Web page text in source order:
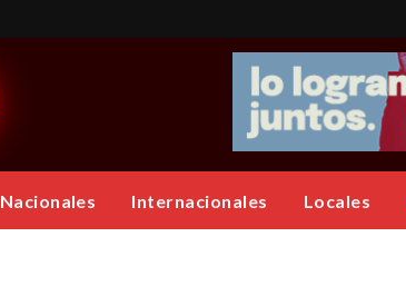
Nacionales Internacionales Locales